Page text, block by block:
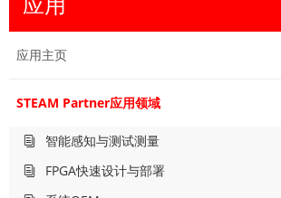
应用主页
STEAM Partner应用领域
智能感知与测试测量
FPGA快速设计与部署